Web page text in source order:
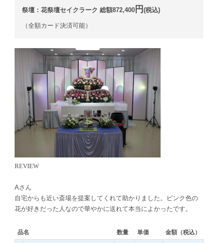
祭壇：花祭壇セイクラーク 総額872,400 円 (税込)
（全額カード決済可能）
REVIEW
Aさん
自宅からも近い斎場を提案してくれて助かりました。ピンク色の
花が好きだった人なので華やかに送れて本当によかったです。
品名 数量 単価 金額（税込）